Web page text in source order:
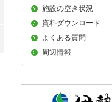
施設の空き状況
資料ダウンロード
よくある質問
周辺情報